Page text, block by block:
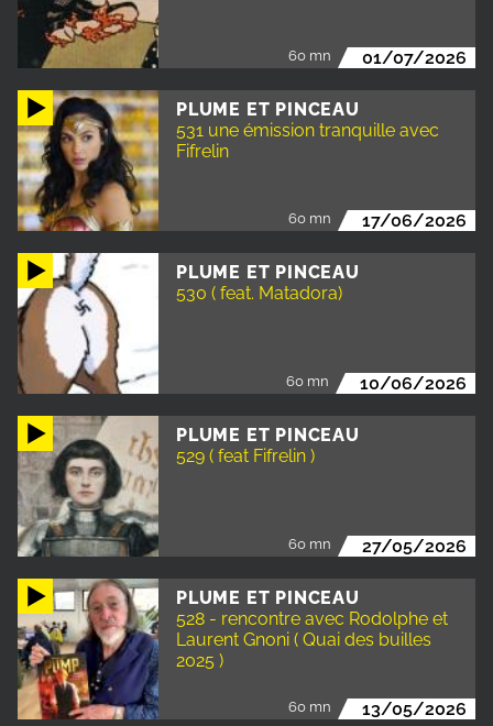
60 mn 01/07/2026
PLUME ET PINCEAU
531 une émission tranquille avec
Fifrelin
60 mn 17/06/2026
PLUME ET PINCEAU
530 ( feat. Matadora)
60 mn 10/06/2026
PLUME ET PINCEAU
529 ( feat Fifrelin )
60 mn 27/05/2026
PLUME ET PINCEAU
528 - rencontre avec Rodolphe et
Laurent Gnoni ( Quai des builles
2025 )
60 mn 13/05/2026